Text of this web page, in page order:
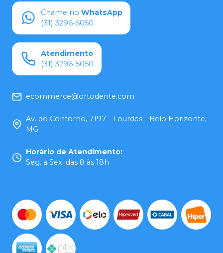
Chame no WhatsApp
(31) 3296-5050
Atendimento
(31) 3296-5050
ecommerce@ortodente.com
Av. do Contorno, 7197 - Lourdes - Belo Horizonte,
MG
Horário de Atendimento:
Seg. a Sex. das 8 às 18h